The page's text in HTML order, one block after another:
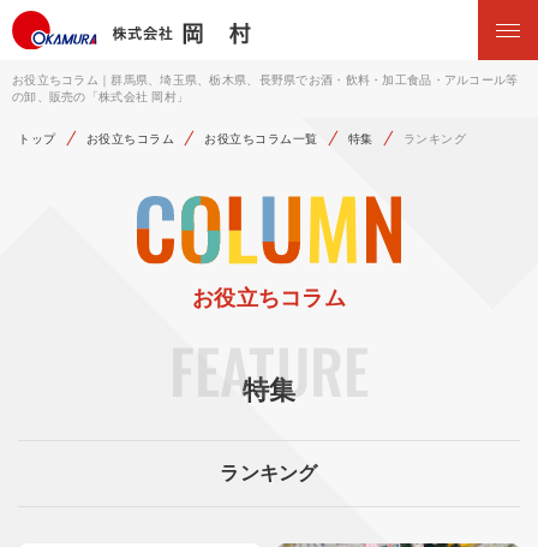
お役立ちコラム｜群馬県、埼玉県、栃木県、長野県でお酒・飲料・加工食品・アルコール等
の卸、販売の「株式会社 岡村」
トップ お役立ちコラム お役立ちコラム一覧 特集 ランキング
お役立ちコラム
FEATURE
特集
ランキング